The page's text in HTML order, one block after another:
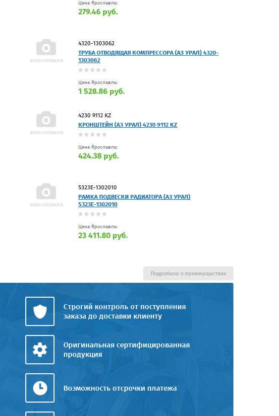
Цена Ярославль:
279.46 руб.
4320-1303062
ТРУБА ОТВОДЯЩАЯ КОМПРЕССОРА (АЗ УРАЛ) 4320-
1303062
Цена Ярославль:
1 528.86 руб.
4230 9112 KZ
КРОНШТЕЙН (АЗ УРАЛ) 4230 9112 KZ
Цена Ярославль:
424.38 руб.
5323Е-1302010
РАМКА ПОДВЕСКИ РАДИАТОРА (АЗ УРАЛ)
5323Е-1302010
Цена Ярославль:
23 411.80 руб.
Строгий контроль от поступления
заказа до доставки клиенту
Оригинальная сертифицированная
продукция
Возможность отсрочки платежа
Подробнее о преимуществах